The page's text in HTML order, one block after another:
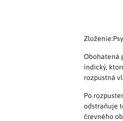
Obohatená
indický,
rozpustná
Po
odstraňuje
črevného